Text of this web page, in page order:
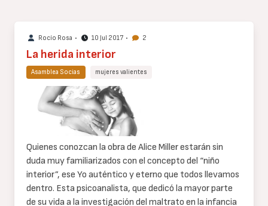
Rocío Rosa • 10 Jul 2017 • 2
La herida interior
Asamblea Socias mujeres valientes
Cuerpo
Quienes conozcan la obra de Alice Miller estarán sin
duda muy familiarizados con el concepto del “niño
interior”, ese Yo auténtico y eterno que todos llevamos
dentro. Esta psicoanalista, que dedicó la mayor parte
de su vida a la investigación del maltrato en la infancia